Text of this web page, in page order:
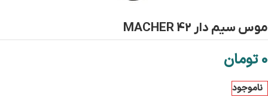
موس سیم دار MACHER 42
0 تومان
ناموجود